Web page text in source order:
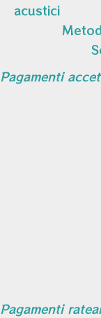
acustici
Pagamenti
Pagamenti